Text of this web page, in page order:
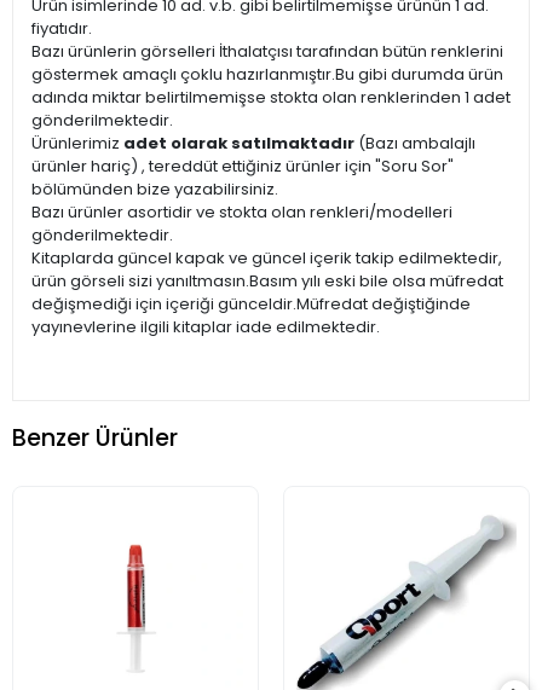
Ürün isimlerinde 10 ad. v.b. gibi belirtilmemişse ürünün 1 ad.
fiyatıdır.
Bazı ürünlerin görselleri İthalatçısı tarafından bütün renklerini
göstermek amaçlı çoklu hazırlanmıştır.Bu gibi durumda ürün
adında miktar belirtilmemişse stokta olan renklerinden 1 adet
gönderilmektedir.
Ürünlerimiz adet olarak satılmaktadır (Bazı ambalajlı
ürünler hariç) , tereddüt ettiğiniz ürünler için "Soru Sor"
bölümünden bize yazabilirsiniz.
Bazı ürünler asortidir ve stokta olan renkleri/modelleri
gönderilmektedir.
Kitaplarda güncel kapak ve güncel içerik takip edilmektedir,
ürün görseli sizi yanıltmasın.Basım yılı eski bile olsa müfredat
değişmediği için içeriği günceldir.Müfredat değiştiğinde
yayınevlerine ilgili kitaplar iade edilmektedir.
Benzer Ürünler